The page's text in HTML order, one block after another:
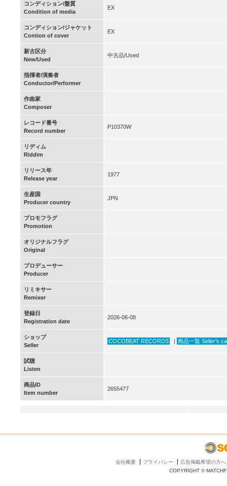
コンディション/盤質
Condition of media
EX
コンディション/ジャケット
Contion of cover
EX
新古区分
New/Used
中古品/Used
指揮者/演奏者
Conductor/Performer
作曲家
Composer
レコード番号
Record number
P10370W
リディム
Riddim
リリース年
Release year
1977
生産国
Producer country
JPN
プロモフラグ
Promotion
オリジナルフラグ
Original
プロデューサー
Producer
リミキサー
Remixer
登録日
Registration date
2026-06-08
ショップ
Seller
COCOBEAT RECORDS | 商品一覧 Seller’s
試聴
Listen
商品ID
Item number
2655477
会社概要 プライバシー
広告掲載希望の方へ
COPYRIGHT ©